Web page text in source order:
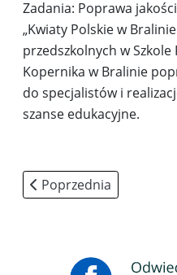
Zadania: Poprawa
„Kwiaty Polskie w
przedszkolnych w
Kopernika w Bralinie
do specjalistów i
szanse edukacyjne.
Poprzednia strona:
Poprzednia